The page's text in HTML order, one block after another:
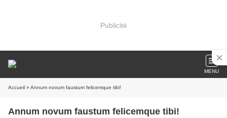
Publicité
MENU
Accueil » Annum novum faustum felicemque tibi!
Annum novum faustum felicemque tibi!